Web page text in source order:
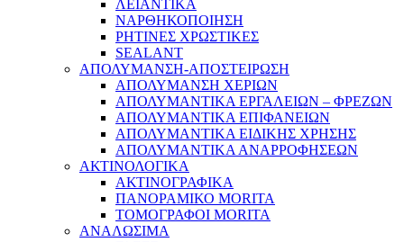
ΛΕΙΑΝΤΙΚΑ
ΝΑΡΘΗΚΟΠΟΙΗΣΗ
ΡΗΤΙΝΕΣ ΧΡΩΣΤΙΚΕΣ
SEALANT
ΑΠΟΛΥΜΑΝΣΗ-ΑΠΟΣΤΕΙΡΩΣΗ
ΑΠΟΛΥΜΑΝΣΗ ΧΕΡΙΩΝ
ΑΠΟΛΥΜΑΝΤΙΚΑ ΕΡΓΑΛΕΙΩΝ – ΦΡΕΖΩΝ
ΑΠΟΛΥΜΑΝΤΙΚΑ ΕΠΙΦΑΝΕΙΩΝ
ΑΠΟΛΥΜΑΝΤΙΚΑ ΕΙΔΙΚΗΣ ΧΡΗΣΗΣ
ΑΠΟΛΥΜΑΝΤΙΚΑ ΑΝΑΡΡΟΦΗΣΕΩΝ
ΑΚΤΙΝΟΛΟΓΙΚΑ
ΑΚΤΙΝΟΓΡΑΦΙΚΑ
ΠΑΝΟΡΑΜΙΚΟ MORITA
ΤΟΜΟΓΡΑΦΟΙ MORITA
ΑΝΑΛΩΣΙΜΑ